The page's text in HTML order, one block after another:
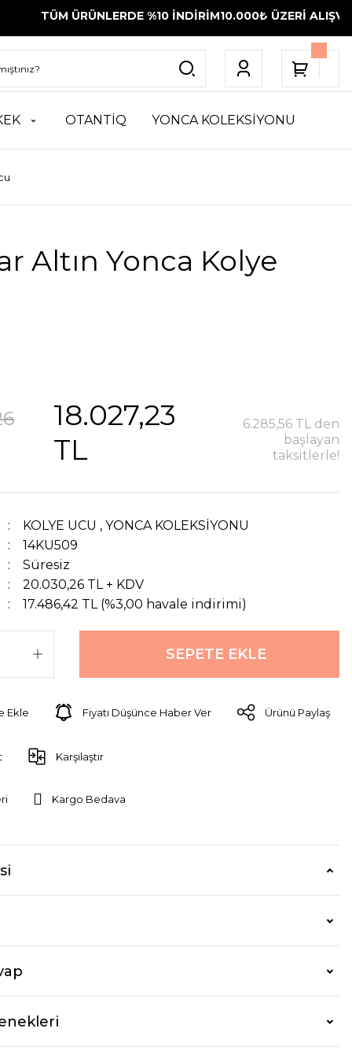
ÜRÜNLERDE %10 İNDİRİM10.000₺ ÜZERİ
OTANTİQ YONCA KOLEKSİYONU
Altın Yonca Kolye
18.027,23
TL
6.285,56 TL den
başlayan
taksitlerle!
KOLYE UCU , YONCA KOLEKSİYONU
14KU509
Süresiz
20.030,26 TL + KDV
17.486,42 TL (%3,00 havale indirimi)
SEPETE EKLE
Fiyatı Düşünce Haber Ver Ürünü Paylaş
Karşılaştır
Kargo Bedava